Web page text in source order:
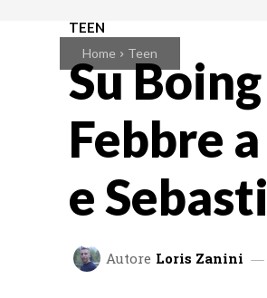
Home Teen
TEEN
Su
Febbre
e
Autore Loris Zanini